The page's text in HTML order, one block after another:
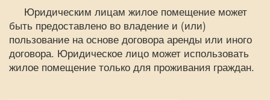
Юридическим лицам жилое помещение может
быть предоставлено во владение и (или)
пользование на основе договора аренды или иного
договора. Юридическое лицо может использовать
жилое помещение только для проживания граждан.